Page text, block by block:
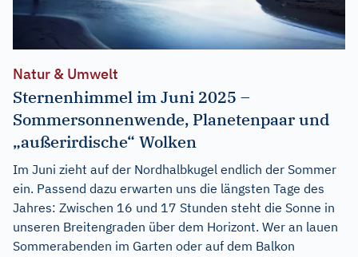
Natur & Umwelt
Sternenhimmel im Juni 2025 –
Sommersonnenwende, Planetenpaar und
„außerirdische“ Wolken
Im Juni zieht auf der Nordhalbkugel endlich der Sommer
ein. Passend dazu erwarten uns die längsten Tage des
Jahres: Zwischen 16 und 17 Stunden steht die Sonne in
unseren Breitengraden über dem Horizont. Wer an lauen
Sommerabenden im Garten oder auf dem Balkon